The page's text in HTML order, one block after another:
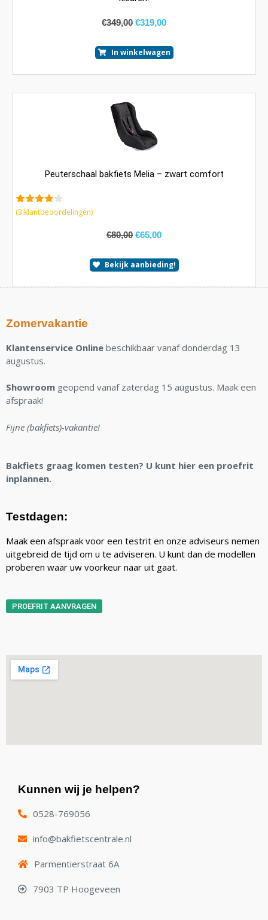
€349,00 €319,00
In winkelwagen
Peuterschaal bakfiets Melia – zwart comfort
4.00van
(3 klantbeoordelingen)
€80,00 €65,00
Bekijk aanbieding!
Zomervakantie
Klantenservice Online beschikbaar vanaf donderdag 13
augustus.
Showroom geopend vanaf zaterdag 15 augustus. Maak een
afspraak!
Fijne (bakfiets)-vakantie!
Bakfiets graag komen testen? U kunt hier een proefrit
inplannen.
Testdagen:
Maak een afspraak voor een testrit en onze adviseurs nemen
uitgebreid de tijd om u te adviseren. U kunt dan de modellen
proberen waar uw voorkeur naar uit gaat.
PROEFRIT AANVRAGEN
Kunnen wij je helpen?
0528-769056
info@bakfietscentrale.nl
Parmentierstraat 6A
7903 TP Hoogeveen